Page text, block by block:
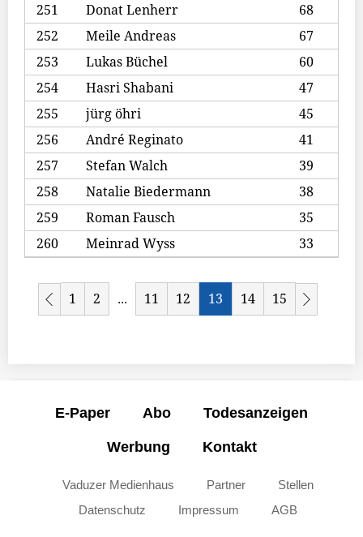
251
Donat Lenherr
68
252
Meile Andreas
67
253
Lukas Büchel
60
254
Hasri Shabani
47
255
jürg öhri
45
256
André Reginato
41
257
Stefan Walch
39
258
Natalie Biedermann
38
259
Roman Fausch
35
260
Meinrad Wyss 33
1 2 ... 11 12 13 14 15
E-Paper Abo Todesanzeigen
Werbung Kontakt
Vaduzer Medienhaus Partner
Stellen
Datenschutz
Impressum AGB